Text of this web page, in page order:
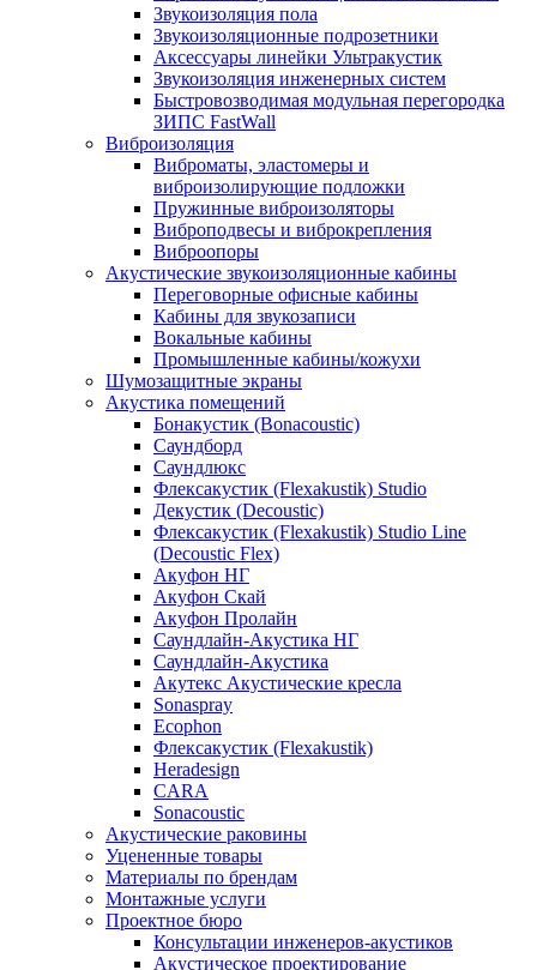
Звукоизоляция пола
Звукоизоляционные подрозетники
Аксессуары линейки Ультракустик
Звукоизоляция инженерных систем
Быстровозводимая модульная перегородка
ЗИПС FastWall
Виброизоляция
Виброматы, эластомеры и
виброизолирующие подложки
Пружинные виброизоляторы
Виброподвесы и виброкрепления
Виброопоры
Акустические звукоизоляционные кабины
Переговорные офисные кабины
Кабины для звукозаписи
Вокальные кабины
Промышленные кабины/кожухи
Шумозащитные экраны
Акустика помещений
Бонакустик (Bonacoustic)
Саундборд
Саундлюкс
Флексакустик (Flexakustik) Studio
Декустик (Decoustic)
Флексакустик (Flexakustik) Studio Line
(Decoustic Flex)
Акуфон НГ
Акуфон Скай
Акуфон Пролайн
Саундлайн-Акустика НГ
Саундлайн-Акустика
Акутекс Акустические кресла
Sonaspray
Ecophon
Флексакустик (Flexakustik)
Heradesign
CARA
Sonacoustic
Акустические раковины
Уцененные товары
Материалы по брендам
Монтажные услуги
Проектное бюро
Консультации инженеров-акустиков
Акустическое проектирование